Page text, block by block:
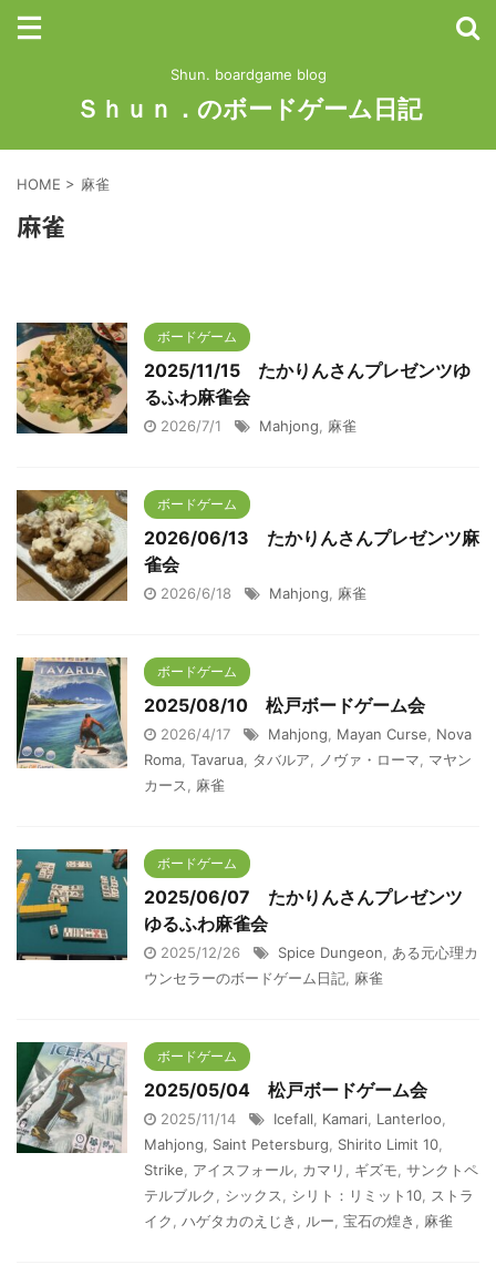
Shun. boardgame blog
Ｓｈｕｎ．のボードゲーム日記
HOME > 麻雀
麻雀
ボードゲーム
2025/11/15 たかりんさんプレゼンツゆ
るふわ麻雀会
2026/7/1 Mahjong 麻雀
ボードゲーム
2026/06/13 たかりんさんプレゼンツ麻
雀会
2026/6/18 Mahjong 麻雀
ボードゲーム
2025/08/10 松戸ボードゲーム会
2026/4/17 Mahjong Mayan Curse
Nova
Roma Tavarua タバルア ノヴァ・ローマ
マヤン
カース
麻雀
ボードゲーム
2025/06/07 たかりんさんプレゼンツ
ゆるふわ麻雀会
2025/12/26 Spice Dungeon
ある元心理カ
ウンセラーのボードゲーム日記 麻雀
ボードゲーム
2025/05/04 松戸ボードゲーム会
2025/11/14 Icefall Kamari Lanterloo
Mahjong
Saint Petersburg Shirito Limit 10
Strike
アイスフォール カマリ ギズモ サンクトペ
テルブルク
シックス シリト：リミット10
ストラ
イク
ハゲタカのえじき ルー 宝石の煌き 麻雀